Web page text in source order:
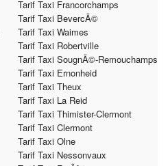
Tarif Taxi Francorchamps
Tarif Taxi BevercÃ©
Tarif Taxi Waimes
Tarif Taxi Robertville
Tarif Taxi SougnÃ©-Remouchamps
Tarif Taxi Ernonheid
Tarif Taxi Theux
Tarif Taxi La Reid
Tarif Taxi Thimister-Clermont
Tarif Taxi Clermont
Tarif Taxi Olne
Tarif Taxi Nessonvaux